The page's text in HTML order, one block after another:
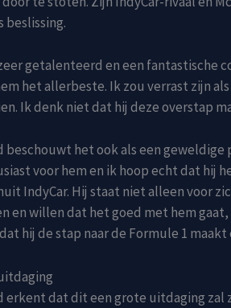
beslissing.
getalenteerd en een fantastische
het allerbeste. Ik zou verrast zijn
Ik denk niet dat hij deze overstap
beschouwt het ook als een
voor hem en ik hoop echt dat hij
IndyCar. Hij staat niet alleen voor
en willen dat het goed met hem gaat,
hij de stap naar de Formule 1 maakt
erkent dat dit een grote uitdaging zal